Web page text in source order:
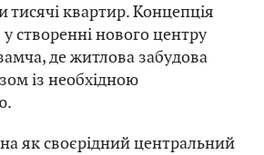
тисячі квартир. Концепція
створенні нового центру
де житлова забудова
із необхідною
як своєрідний центральний